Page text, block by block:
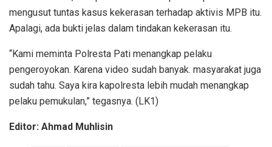
mengusut tuntas kasus kekerasan terhadap aktivis MPB itu.
Apalagi, ada bukti jelas dalam tindakan kekerasan itu.
“Kami meminta Polresta Pati menangkap pelaku
pengeroyokan. Karena video sudah banyak. masyarakat juga
sudah tahu. Saya kira kapolresta lebih mudah menangkap
pelaku pemukulan,” tegasnya. (LK1)
Editor: Ahmad Muhlisin